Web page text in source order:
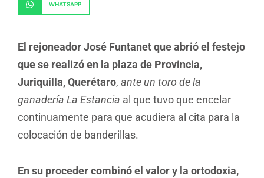
WHATSAPP
El rejoneador José Funtanet que abrió el festejo
que se realizó en la plaza de Provincia,
Juriquilla, Querétaro, ante un toro de la
ganadería La Estancia al que tuvo que encelar
continuamente para que acudiera al cita para la
colocación de banderillas.
En su proceder combinó el valor y la ortodoxia,